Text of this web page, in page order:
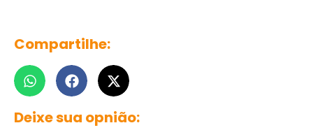
Compartilhe:
Deixe sua opnião: